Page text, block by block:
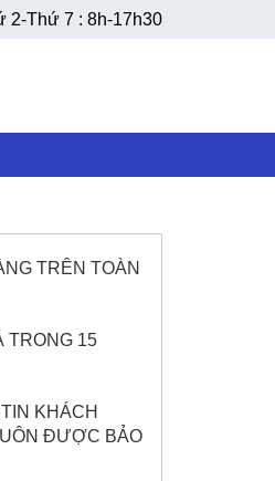
2-Thứ 7 : 8h-17h30
TRÊN TOÀN
TRONG 15
KHÁCH
ĐƯỢC BẢO